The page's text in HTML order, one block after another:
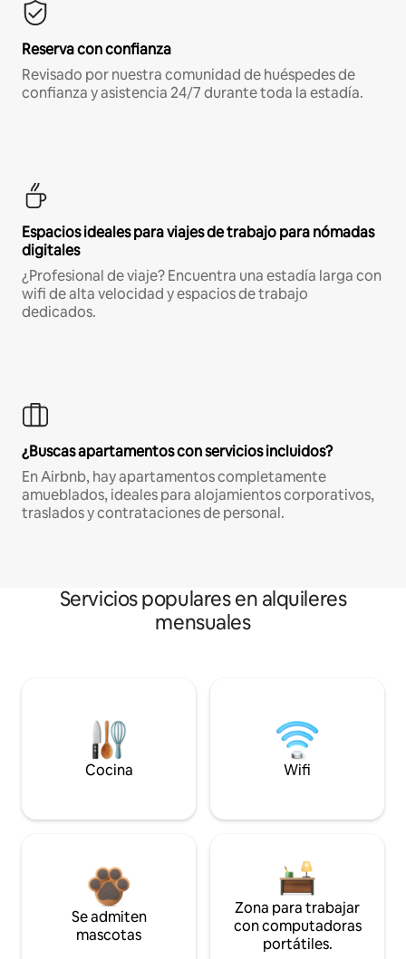
Reserva con confianza
Revisado por nuestra comunidad de huéspedes de
confianza y asistencia 24/7 durante toda la estadía.
Espacios ideales para viajes de trabajo para nómadas
digitales
¿Profesional de viaje? Encuentra una estadía larga con
wifi de alta velocidad y espacios de trabajo
dedicados.
¿Buscas apartamentos con servicios incluidos?
En Airbnb, hay apartamentos completamente
amueblados, ideales para alojamientos corporativos,
traslados y contrataciones de personal.
Servicios populares en alquileres
mensuales
Cocina Wifi
Se admiten
mascotas
Zona para trabajar
con computadoras
portátiles.